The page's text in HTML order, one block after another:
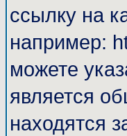
ссылку на
например:
можете
является
находятся